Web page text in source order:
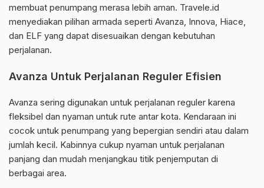
membuat penumpang merasa lebih aman. Travele.id
menyediakan pilihan armada seperti Avanza, Innova, Hiace,
dan ELF yang dapat disesuaikan dengan kebutuhan
perjalanan.
Avanza Untuk Perjalanan Reguler Efisien
Avanza sering digunakan untuk perjalanan reguler karena
fleksibel dan nyaman untuk rute antar kota. Kendaraan ini
cocok untuk penumpang yang bepergian sendiri atau dalam
jumlah kecil. Kabinnya cukup nyaman untuk perjalanan
panjang dan mudah menjangkau titik penjemputan di
berbagai area.